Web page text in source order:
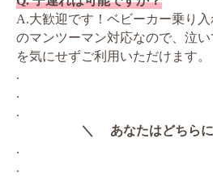
A.大歓迎です！ベビーカー乗り
のマンツーマン対応なので、泣
を気にせずご利用いただけます。
.
.
.
＼ あなたはどちら
.
.